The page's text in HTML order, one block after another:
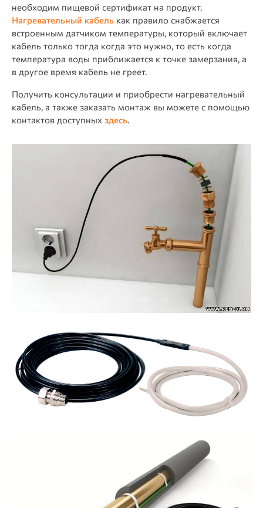
необходим пищевой сертификат на продукт.
Нагревательный кабель как правило снабжается
встроенным датчиком температуры, который включает
кабель только тогда когда это нужно, то есть когда
температура воды приближается к точке замерзания, а
в другое время кабель не греет.
Получить консультации и приобрести нагревательный
кабель, а также заказать монтаж вы можете с помощью
контактов доступных здесь.